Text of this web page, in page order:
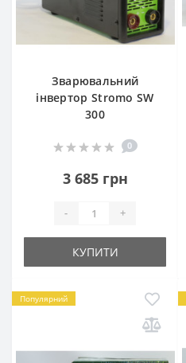
Зварювальний
інвертор Stromo SW
300
0
3 685 грн
- +
КУПИТИ
Популярний